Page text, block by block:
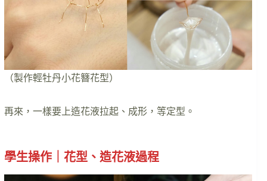
（製作輕牡丹小花簪花型）
再來，一樣要上造花液拉起、成形，等定型。
學生操作｜花型、造花液過程